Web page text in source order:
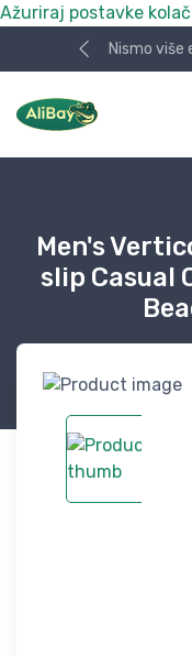
Ažuriraj postavke
Nismo više
Men's
slip Casual